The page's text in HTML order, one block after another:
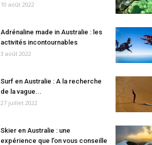
10 août 2022
Adrénaline made in Australie : les
activités incontournables
3 août 2022
Surf en Australie : A la recherche
de la vague...
27 juillet 2022
Skier en Australie : une
expérience que l’on vous conseille